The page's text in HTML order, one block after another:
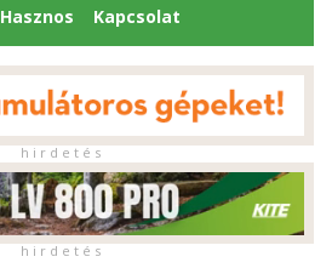
Hasznos Kapcsolat
h i r d e t é s
h i r d e t é s